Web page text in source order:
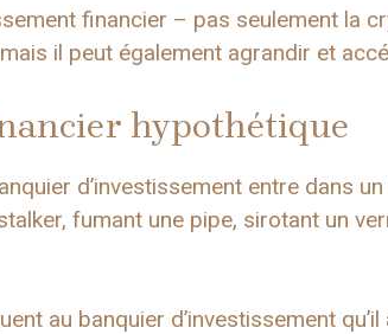
financier – pas seulement la
il peut également agrandir et
hypothétique
d’investissement entre dans
fumant une pipe, sirotant un
au banquier d’investissement